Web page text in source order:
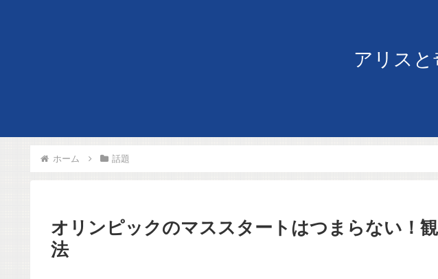
アリスと
ホーム 話題
オリンピックのマススタートはつまらない！
法